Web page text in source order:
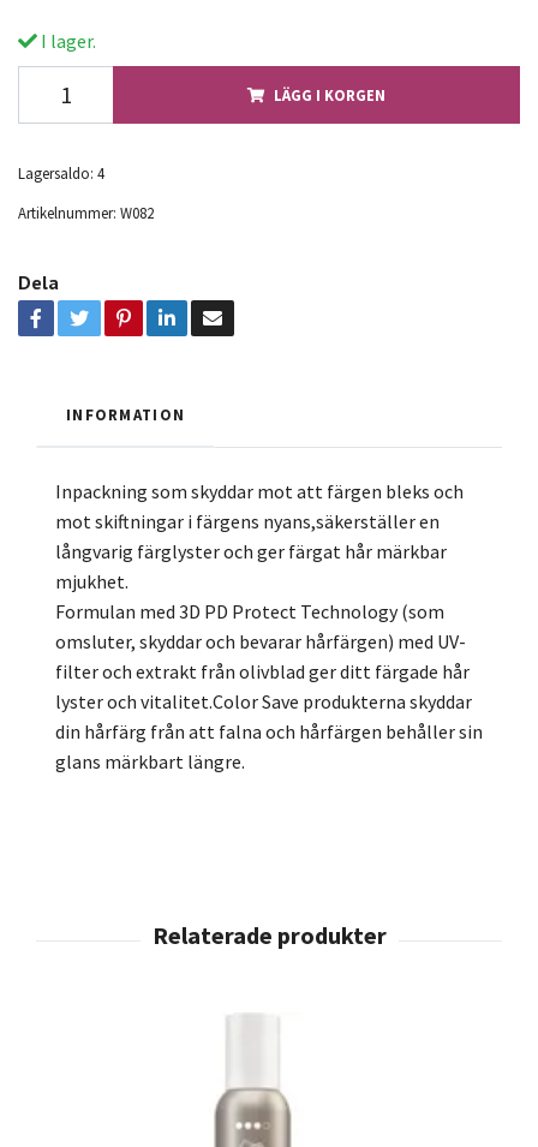
I lager.
LÄGG I KORGEN
Lagersaldo: 4
Artikelnummer: W082
Dela
INFORMATION
Inpackning som skyddar mot att färgen bleks och
mot skiftningar i färgens nyans,säkerställer en
långvarig färglyster och ger färgat hår märkbar
mjukhet.
Formulan med 3D PD Protect Technology (som
omsluter, skyddar och bevarar hårfärgen) med UV-
filter och extrakt från olivblad ger ditt färgade hår
lyster och vitalitet.Color Save produkterna skyddar
din hårfärg från att falna och hårfärgen behåller sin
glans märkbart längre.